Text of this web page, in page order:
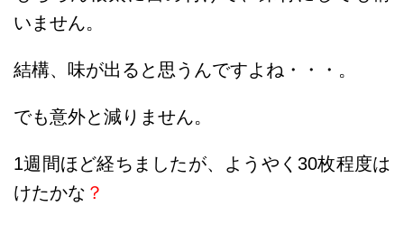
いません。
結構、味が出ると思うんですよね・・・。
でも意外と減りません。
1週間ほど経ちましたが、ようやく30枚程度は
けたかな ？